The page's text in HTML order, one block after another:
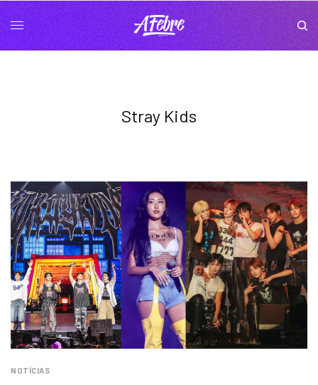
Stray Kids
NOTÍCIAS